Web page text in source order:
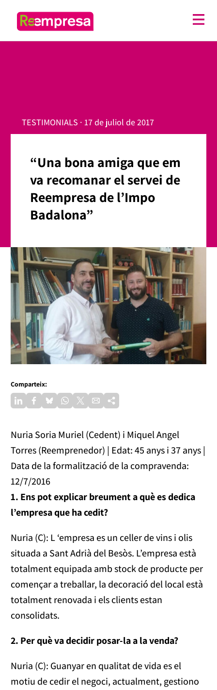
TESTIMONIALS · 17 de juliol de 2017
“Una bona amiga que em
va recomanar el servei de
Reempresa de l’Impo
Badalona”
Comparteix:
Nuria Soria Muriel (Cedent) i Miquel Angel
Torres (Reemprenedor) | Edat: 45 anys i 37 anys |
Data de la formalització de la compravenda:
12/7/2016
1. Ens pot explicar breument a què es dedica
l’empresa que ha cedit?
Nuria (C): L ‘empresa es un celler de vins i olis
situada a Sant Adrià del Besòs. L’empresa està
totalment equipada amb stock de producte per
començar a treballar, la decoració del local està
totalment renovada i els clients estan
consolidats.
2. Per què va decidir posar-la a la venda?
Nuria (C): Guanyar en qualitat de vida es el
motiu de cedir el negoci, actualment, gestiono